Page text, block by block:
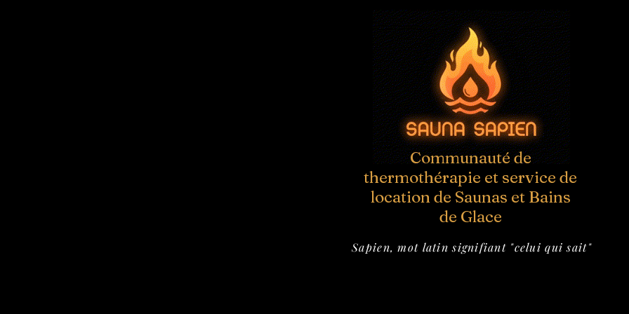
Communauté de
thermothérapie et service de
location de Saunas et Bains
de Glace
Sapien, mot latin signifiant "celui qui sait"